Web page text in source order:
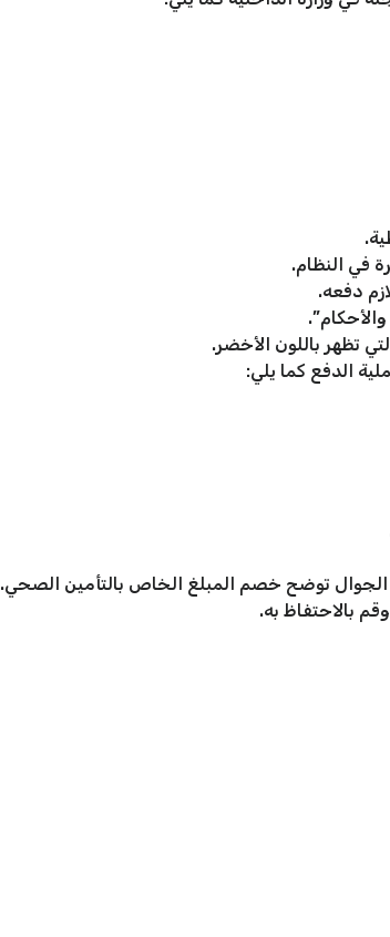
في النظام.
دفعه.
تظهر باللون الأخضر.
الدفع كما يلي:
توضح خصم المبلغ الخاص بالتأمين الصحي.
بالاحتفاظ به.